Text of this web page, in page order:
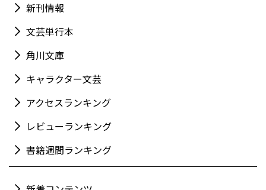
新刊情報
文芸単行本
角川文庫
キャラクター文芸
アクセスランキング
レビューランキング
書籍週間ランキング